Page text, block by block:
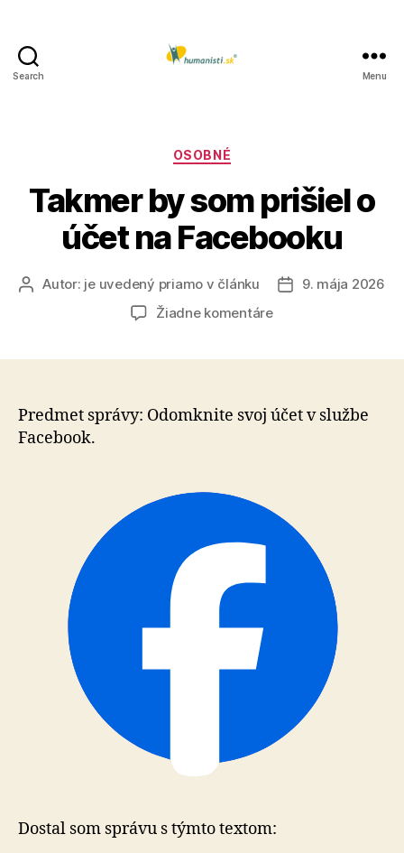
Search Menu
Kategórie
OSOBNÉ
Takmer by som prišiel o
účet na Facebooku
AutorAutor: je uvedený priamo v článku
Dátum
9. mája 2026
Žiadne komentárena
o
Predmet správy: Odomknite svoj účet v službe
Facebook.
Dostal som správu s týmto textom: